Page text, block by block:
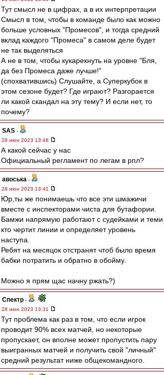
Тут смысл не в цифрах, а в их интерпретации
Смысл в том, чтобы в команде было как можно
больше условных "Промесов", и тогда средний
вклад каждого "Промеса" в самом деле будет
не так выделяться
А не в том, чтобы кукарекнуть на уровне "Бля,
да без Промеса даже лучше!"
(спохватившись) Слушайте, а Суперкубок в
этом сезоне будет? Где играют? Разгорается
ли какой скандал на эту тему? И если нет, то
почему?
SAS -
28 июн 2023 13:48
А какой сейчас у нас
Официальный регламент по легам в рпл?
авоська -
28 июн 2023 13:41
Юр,ты же понимаешь что все эти шмажичи
вместе с инспекторами чиста для бутафории.
Бамжи напрямую работают с судейками и теми
кто чертит линии и определяет уровень
наступа.
Ребят на месяцок отстранят чтоб было время
бабки потратить и обратно в обойму.
Можно я прям щас начну ржать?)
Спектр -
28 июн 2023 13:31
Тут проблема как раз в том, что если игрок
проводит 90% всех матчей, но некоторые
пропускает, он вполне может пропустить пару
выигранных матчей и получить свой "личный"
средний результат ниже общекомандного.